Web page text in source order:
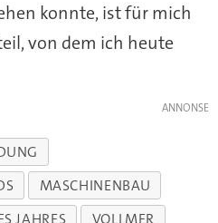
konnte, ist für mich
von dem ich heute
MASCHINENBAU
JAHRES
VOLLMER